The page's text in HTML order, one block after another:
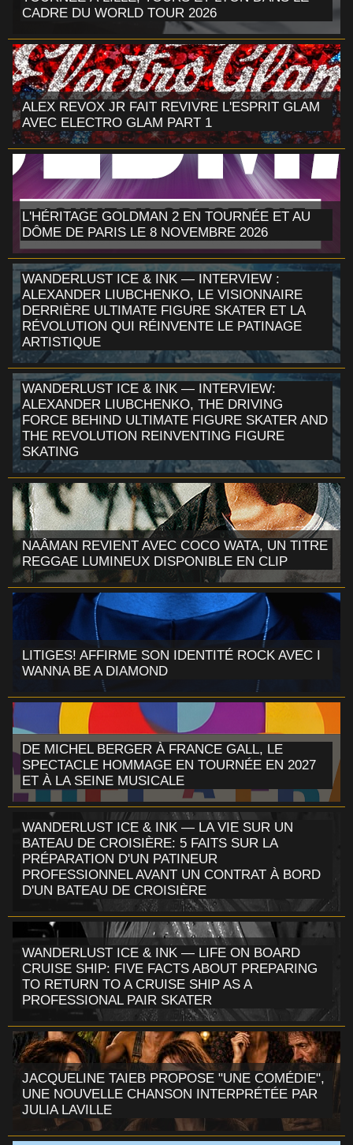
CADRE DU WORLD TOUR 2026
ALEX REVOX JR FAIT REVIVRE L'ESPRIT GLAM
AVEC ELECTRO GLAM PART 1
L'HÉRITAGE GOLDMAN 2 EN TOURNÉE ET AU
DÔME DE PARIS LE 8 NOVEMBRE 2026
WANDERLUST ICE & INK — INTERVIEW :
ALEXANDER LIUBCHENKO, LE VISIONNAIRE
DERRIÈRE ULTIMATE FIGURE SKATER ET LA
RÉVOLUTION QUI RÉINVENTE LE PATINAGE
ARTISTIQUE
WANDERLUST ICE & INK — INTERVIEW:
ALEXANDER LIUBCHENKO, THE DRIVING
FORCE BEHIND ULTIMATE FIGURE SKATER AND
THE REVOLUTION REINVENTING FIGURE
SKATING
NAÂMAN REVIENT AVEC COCO WATA, UN TITRE
REGGAE LUMINEUX DISPONIBLE EN CLIP
LITIGES! AFFIRME SON IDENTITÉ ROCK AVEC I
WANNA BE A DIAMOND
DE MICHEL BERGER À FRANCE GALL, LE
SPECTACLE HOMMAGE EN TOURNÉE EN 2027
ET À LA SEINE MUSICALE
WANDERLUST ICE & INK — LA VIE SUR UN
BATEAU DE CROISIÈRE: 5 FAITS SUR LA
PRÉPARATION D'UN PATINEUR
PROFESSIONNEL AVANT UN CONTRAT À BORD
D'UN BATEAU DE CROISIÈRE
WANDERLUST ICE & INK — LIFE ON BOARD
CRUISE SHIP: FIVE FACTS ABOUT PREPARING
TO RETURN TO A CRUISE SHIP AS A
PROFESSIONAL PAIR SKATER
JACQUELINE TAIEB PROPOSE "UNE COMÉDIE",
UNE NOUVELLE CHANSON INTERPRÉTÉE PAR
JULIA LAVILLE